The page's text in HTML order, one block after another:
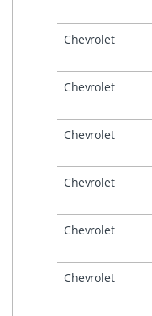
Chevrolet
Chevrolet
Chevrolet
Chevrolet
Chevrolet
Chevrolet